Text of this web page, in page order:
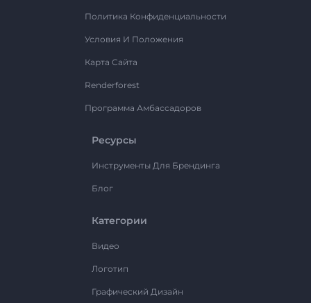
Политика Конфиденциальности
Условия И Положения
Карта Сайта
Renderforest
Программа Амбассадоров
Ресурсы
Инструменты Для Брендинга
Блог
Категории
Видео
Логотип
Графический Дизайн